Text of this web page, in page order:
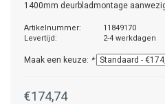
1400mm deurbladmontage
Artikelnummer:
11849170
Levertijd:
2-4 werkdagen
Maak een keuze: *
€174,74